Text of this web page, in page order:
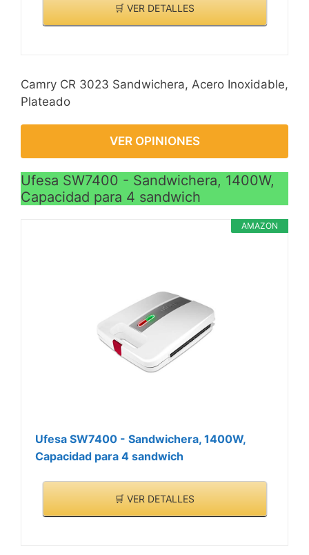
🛒 VER DETALLES
Camry CR 3023 Sandwichera, Acero Inoxidable,
Plateado
VER OPINIONES
Ufesa SW7400 - Sandwichera, 1400W,
Capacidad para 4 sandwich
AMAZON
Ufesa SW7400 - Sandwichera, 1400W,
Capacidad para 4 sandwich
🛒 VER DETALLES